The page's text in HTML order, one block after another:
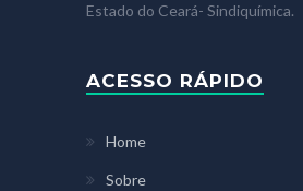
Estado do Ceará- Sindiquímica.
ACESSO RÁPIDO
Home
Sobre